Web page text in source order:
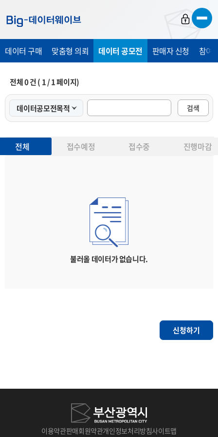
가
가
가
데이터 구매 맞춤형 의뢰 데이터 공모전 판매자 신청 참여
전체0건 ( 1/1페이지)
검색
전체 접수예정 접수중 진행마감
불러올 데이터가 없습니다.
신청하기
이용약관판매회원약관개인정보처리방침사이트맵